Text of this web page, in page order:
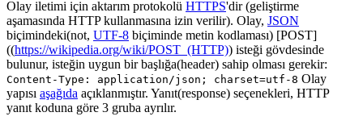
Olay iletimi için aktarım protokolü HTTPS'dir (geliştirme
aşamasında HTTP kullanmasına izin verilir). Olay, JSON
biçimindeki(not, UTF-8 biçiminde metin kodlaması) [POST]
((https://wikipedia.org/wiki/POST_(HTTP)) isteği gövdesinde
bulunur, isteğin uygun bir başlığa(header) sahip olması gerekir:
Content-Type: application/json; charset=utf-8 Olay
yapısı aşağıda açıklanmıştır. Yanıt(response) seçenekleri, HTTP
yanıt koduna göre 3 gruba ayrılır.